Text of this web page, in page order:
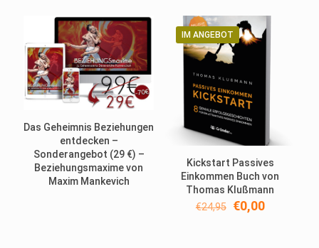
Das Geheimnis Beziehungen
entdecken –
Sonderangebot (29 €) –
Beziehungsmaxime von
Maxim Mankevich
IM ANGEBOT
Kickstart Passives
Einkommen Buch von
Thomas Klußmann
€24,95 Ursprünglicher
€0,00Aktueller